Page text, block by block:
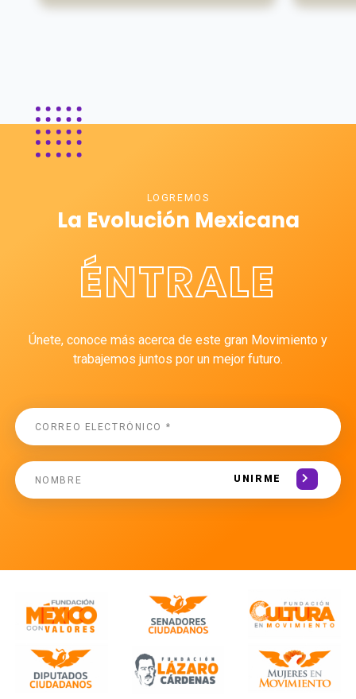
LOGREMOS
La Evolución Mexicana
ÉNTRALE
Únete, conoce más acerca de este gran Movimiento y
trabajemos juntos por un mejor futuro.
UNIRME